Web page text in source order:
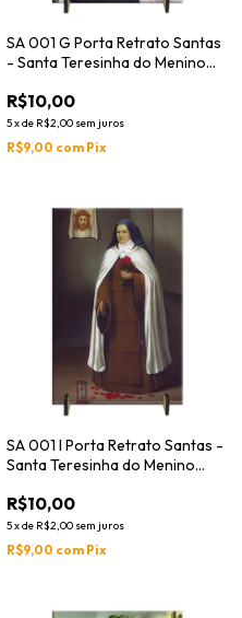
SA 001 G Porta Retrato Santas
- Santa Teresinha do Menino
R$10,00
5xde R$2,00 sem juros
R$9,00 com Pix
SA 001 I Porta Retrato Santas -
Santa Teresinha do Menino
R$10,00
5xde R$2,00 sem juros
R$9,00 com Pix